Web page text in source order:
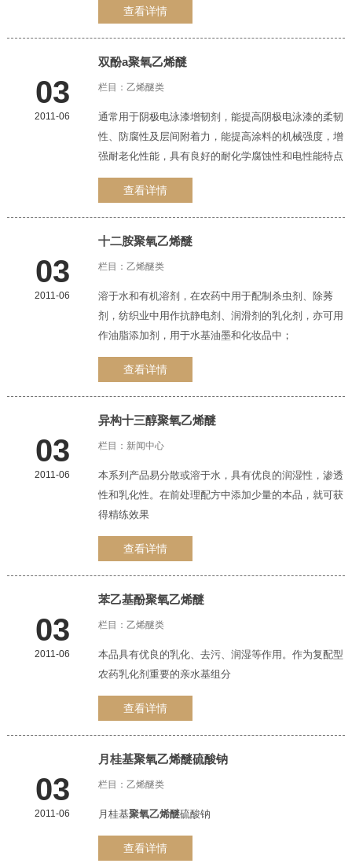
查看详情
03
2011-06
双酚a聚氧乙烯醚
栏目： 乙烯醚类
通常用于阴极电泳漆增韧剂，能提高阴极电泳漆的柔韧
性、防腐性及层间附着力，能提高涂料的机械强度，增
强耐老化性能，具有良好的耐化学腐蚀性和电性能特点
查看详情
03
2011-06
十二胺聚氧乙烯醚
栏目： 乙烯醚类
溶于水和有机溶剂，在农药中用于配制杀虫剂、除莠
剂，纺织业中用作抗静电剂、润滑剂的乳化剂，亦可用
作油脂添加剂，用于水基油墨和化妆品中；
查看详情
03
2011-06
异构十三醇聚氧乙烯醚
栏目： 新闻中心
本系列产品易分散或溶于水，具有优良的润湿性，渗透
性和乳化性。在前处理配方中添加少量的本品，就可获
得精练效果
查看详情
03
2011-06
苯乙基酚聚氧乙烯醚
栏目： 乙烯醚类
本品具有优良的乳化、去污、润湿等作用。作为复配型
农药乳化剂重要的亲水基组分
查看详情
03
2011-06
月桂基聚氧乙烯醚硫酸钠
栏目： 乙烯醚类
月桂基聚氧乙烯醚硫酸钠
查看详情